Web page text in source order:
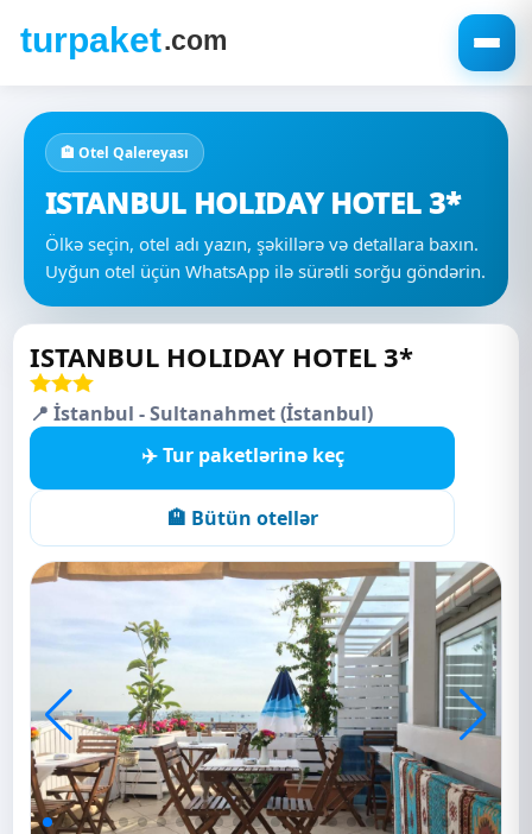
🏨 Otel Qalereyası
ISTANBUL HOLIDAY HOTEL 3*
Ölkə seçin, otel adı yazın, şəkillərə və detallara baxın.
Uyğun otel üçün WhatsApp ilə sürətli sorğu göndərin.
ISTANBUL HOLIDAY HOTEL 3*
📍 İstanbul - Sultanahmet (İstanbul)
✈️ Tur paketlərinə keç
🏨 Bütün otellər